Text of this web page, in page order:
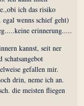
ich das risiko
wenns schief geht)
erinnerung.....
kannst, seit ner
gefallen mir.
drin, neme ich an.
die meisten fliegen